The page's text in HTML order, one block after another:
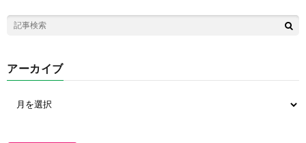
アーカイブ